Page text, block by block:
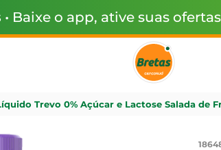
• Baixe o app, ative suas
Trevo 0% Açúcar e Lactose Salada de